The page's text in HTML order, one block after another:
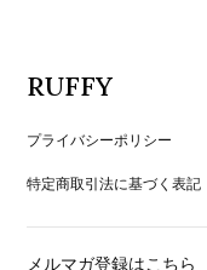
RUFFY
プライバシーポリシー
特定商取引法に基づく表記
メルマガ登録はこちら